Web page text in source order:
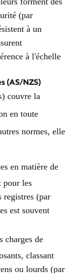
(par
à un
à l'échelle
(AS/NZS)
couvre la
en toute
normes, elle
en matière de
pour les
registres (par
est souvent
charges de
classant
ou lourds (par